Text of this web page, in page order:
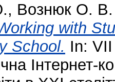
, Вознюк О. В.
with
School. In:
Інтернет-